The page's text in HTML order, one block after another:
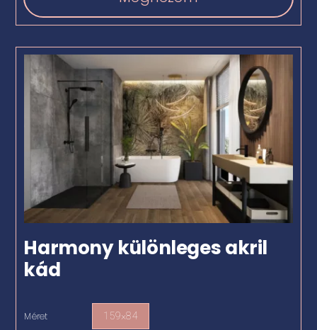
Harmony különleges akril
kád
Méret 159×84